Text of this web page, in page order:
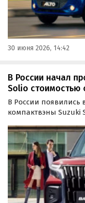
30 июня 2026, 14:42
В России начал
Solio стоимостью
В России
компактвэны Suzuki
предлагаются из
000 рублей,